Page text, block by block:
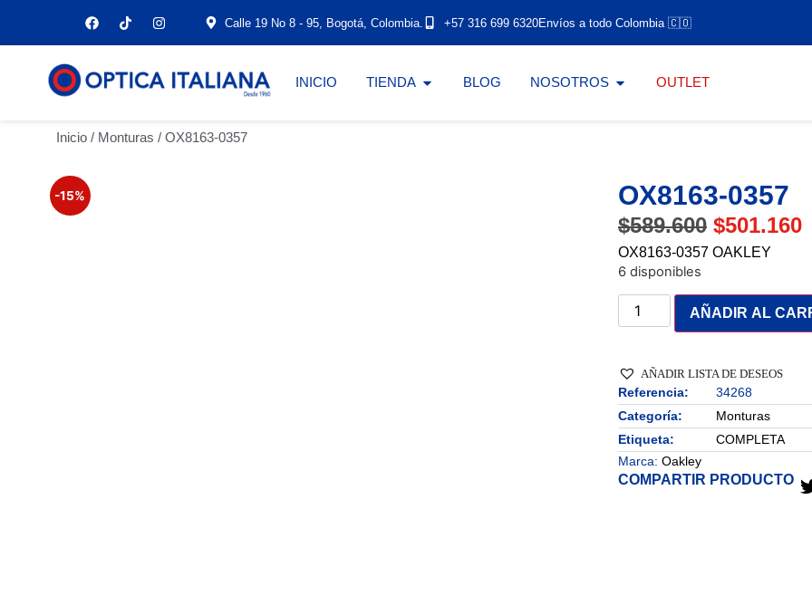
Calle 19 No 8 - 95, Bogotá, Colombia. +57 316 699 6320Envíos a todo Colombia 🇨🇴
INICIO TIENDA BLOG NOSOTROS OUTLET
Inicio / Monturas / OX8163-0357
-15% OX8163-0357
$589.600 $501.160
OX8163-0357 OAKLEY
6 disponibles
AÑADIR AL
AÑADIR LISTA DE DESEOS
Referencia:
34268
Categoría:
Monturas
Etiqueta:
COMPLETA
Marca: Oakley
COMPARTIR PRODUCTO